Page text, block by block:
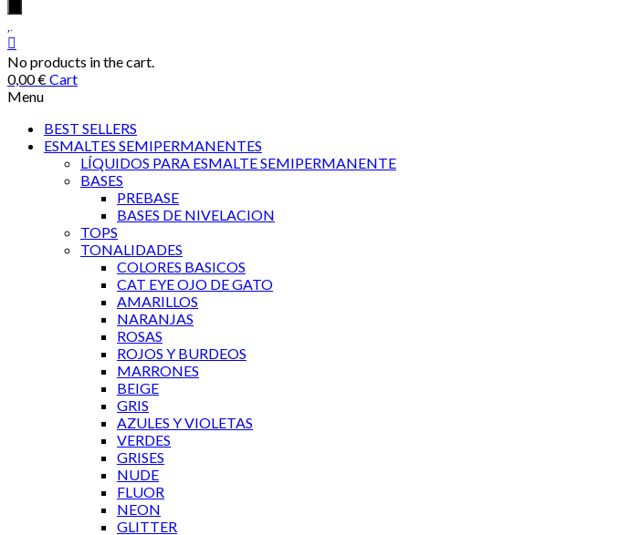
productos
No products in the cart.
0,00€Cart
Menu
BEST SELLERS
ESMALTES SEMIPERMANENTES
LÍQUIDOS PARA ESMALTE SEMIPERMANENTE
BASES
PREBASE
BASES DE NIVELACION
TOPS
TONALIDADES
COLORES BASICOS
CAT EYE OJO DE GATO
AMARILLOS
NARANJAS
ROSAS
ROJOS Y BURDEOS
MARRONES
BEIGE
GRIS
AZULES Y VIOLETAS
VERDES
GRISES
NUDE
FLUOR
NEON
GLITTER